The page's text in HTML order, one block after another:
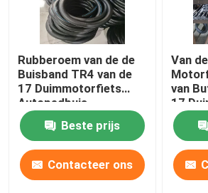
Rubberoem van de de
Buisband TR4 van de
17 Duimmotorfiets
Autopedbuis
Beste prijs
Contacteer ons
Van
van
17
voor